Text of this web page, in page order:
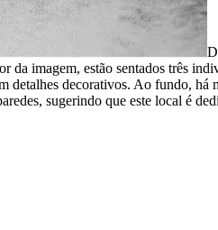
imagem, estão sentados três
decorativos. Ao fundo, há
sugerindo que este local é